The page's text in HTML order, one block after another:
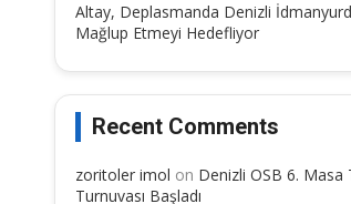
Altay, Deplasmanda Denizli
Mağlup Etmeyi Hedefliyor
Recent Comments
zoritoler imol on Denizli OSB 6. Masa
Turnuvası Başladı